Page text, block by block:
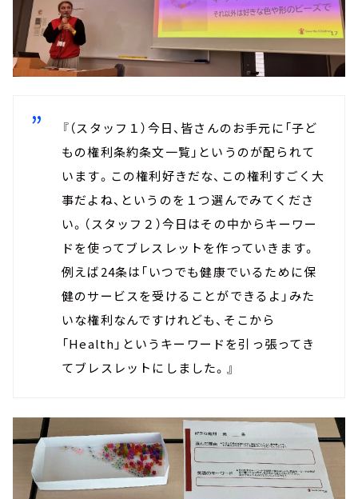
『（スタッフ１）今日、皆さんのお手元に「子ど
もの権利条約条文一覧」というのが配られて
います。この権利好きだな、この権利すごく大
事だよね、というのを１つ選んでみてくださ
い。（スタッフ２）今日はその中からキーワー
ドを使ってブレスレットを作っていきます。
例えば24条は「いつでも健康でいるために保
健のサービスを受けることができるよ」みた
いな権利なんですけれども、そこから
「Health」というキーワードを引っ張ってき
てブレスレットにしました。』